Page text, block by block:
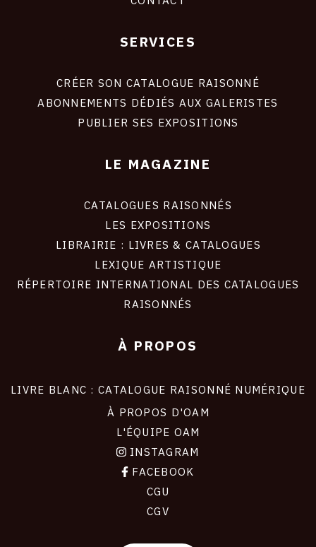
SERVICES
CRÉER SON CATALOGUE RAISONNÉ
ABONNEMENTS DÉDIÉS AUX GALERISTES
PUBLIER SES EXPOSITIONS
LE MAGAZINE
CATALOGUES RAISONNÉS
LES EXPOSITIONS
LIBRAIRIE : LIVRES & CATALOGUES
LEXIQUE ARTISTIQUE
RÉPERTOIRE INTERNATIONAL DES CATALOGUES
RAISONNÉS
À PROPOS
LIVRE BLANC : CATALOGUE RAISONNÉ NUMÉRIQUE
À PROPOS D'OAM
L'ÉQUIPE OAM
INSTAGRAM
FACEBOOK
CGU
CGV